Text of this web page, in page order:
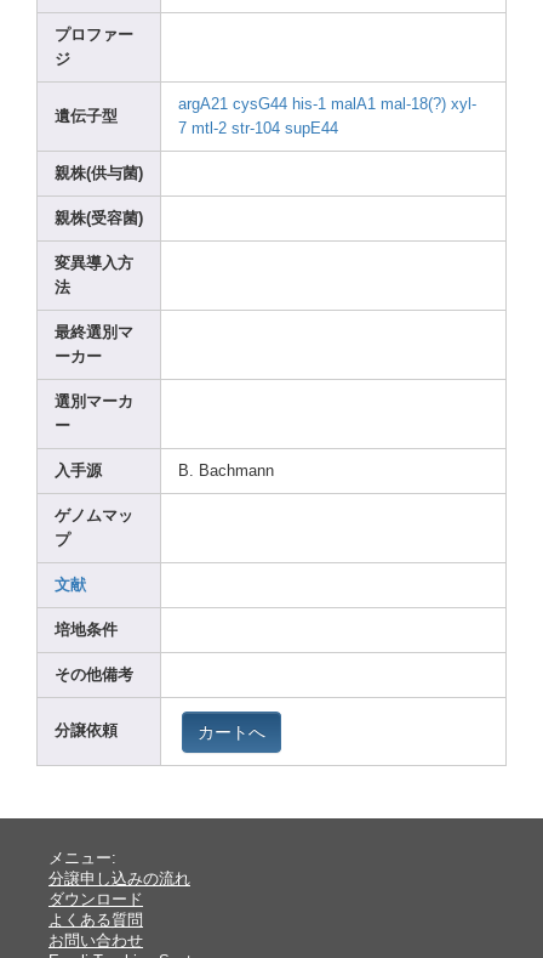
プロファー
ジ
遺伝子型
argA21 cysG44 his-1 malA1 mal-18(?) xyl-
7 mtl-2 str-104 supE44
親株(供与菌)
親株(受容菌)
変異導入方
法
最終選別マ
ーカー
選別マーカ
ー
入手源 B. Bachmann
ゲノムマッ
プ
文献
培地条件
その他備考
分譲依頼 カートへ
メニュー:
分譲申し込みの流れ
ダウンロード
よくある質問
お問い合わせ